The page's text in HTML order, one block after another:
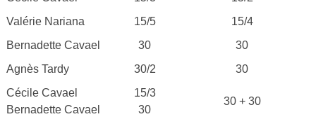
Valérie Nariana
15/5
15/4
Bernadette Cavael
30
30
Agnès Tardy
30/2
30
Cécile Cavael
Bernadette Cavael
15/3
30
30 + 30